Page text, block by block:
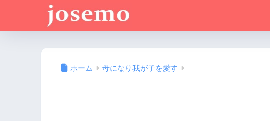
ホーム 母になり我が子を愛す